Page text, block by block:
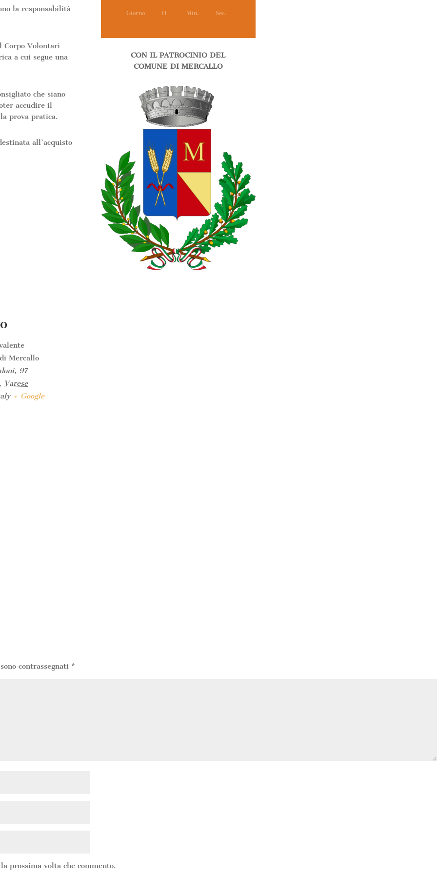
la responsabilità
Corpo Volontari
a cui segue una
che siano
accudire il
prova pratica.
all’acquisto
Giorno H Min. Sec.
CON IL PATROCINIO DEL
COMUNE DI MERCALLO
Mercallo
97
Varese
+ Google
contrassegnati *
prossima volta che commento.